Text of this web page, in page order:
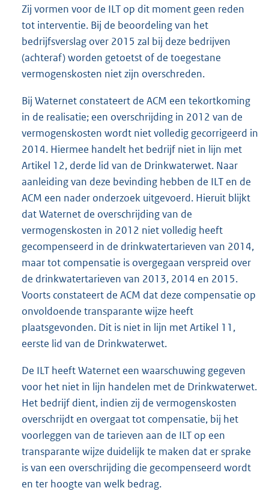
Zij vormen voor de ILT op dit moment geen reden
tot interventie. Bij de beoordeling van het
bedrijfsverslag over 2015 zal bij deze bedrijven
(achteraf) worden getoetst of de toegestane
vermogenskosten niet zijn overschreden.
Bij Waternet constateert de ACM een tekortkoming
in de realisatie; een overschrijding in 2012 van de
vermogenskosten wordt niet volledig gecorrigeerd in
2014. Hiermee handelt het bedrijf niet in lijn met
Artikel 12, derde lid van de Drinkwaterwet. Naar
aanleiding van deze bevinding hebben de ILT en de
ACM een nader onderzoek uitgevoerd. Hieruit blijkt
dat Waternet de overschrijding van de
vermogenskosten in 2012 niet volledig heeft
gecompenseerd in de drinkwatertarieven van 2014,
maar tot compensatie is overgegaan verspreid over
de drinkwatertarieven van 2013, 2014 en 2015.
Voorts constateert de ACM dat deze compensatie op
onvoldoende transparante wijze heeft
plaatsgevonden. Dit is niet in lijn met Artikel 11,
eerste lid van de Drinkwaterwet.
De ILT heeft Waternet een waarschuwing gegeven
voor het niet in lijn handelen met de Drinkwaterwet.
Het bedrijf dient, indien zij de vermogenskosten
overschrijdt en overgaat tot compensatie, bij het
voorleggen van de tarieven aan de ILT op een
transparante wijze duidelijk te maken dat er sprake
is van een overschrijding die gecompenseerd wordt
en ter hoogte van welk bedrag.